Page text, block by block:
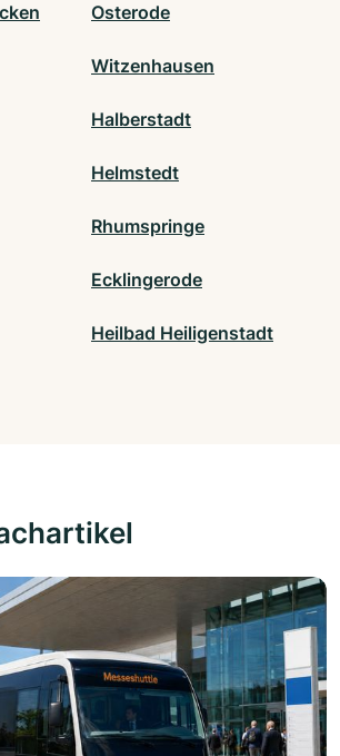
Osterode
Witzenhausen
Halberstadt
Helmstedt
Rhumspringe
Ecklingerode
Heilbad Heiligenstadt